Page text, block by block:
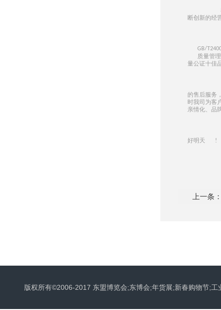
断创新的经
GB/
质量管
量公证十佳
的售后服务
时我司为客
亲情化、品
好明天 !
上一条
版权所有©2006-2017 东盟博览会;东博会;年货展;新春购物节;